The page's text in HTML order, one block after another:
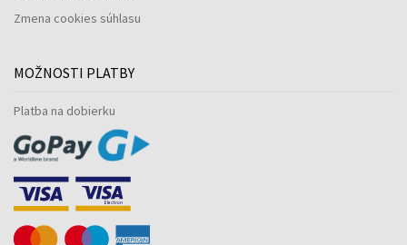
Zmena cookies súhlasu
MOŽNOSTI PLATBY
Platba na dobierku